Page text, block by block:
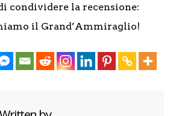
condividere la recensione:
il Grand’Ammiraglio!